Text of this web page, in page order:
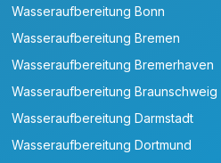
Wasseraufbereitung Bonn
Wasseraufbereitung Bremen
Wasseraufbereitung Bremerhaven
Wasseraufbereitung Braunschweig
Wasseraufbereitung Darmstadt
Wasseraufbereitung Dortmund